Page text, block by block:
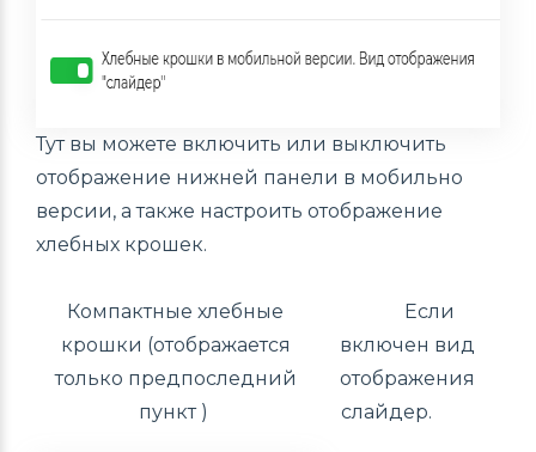
Тут вы можете включить или выключить
отображение нижней панели в мобильно
версии, а также настроить отображение
хлебных крошек.
Компактные хлебные
крошки (отображается
только предпоследний
пункт )
Если
включен вид
отображения
слайдер.